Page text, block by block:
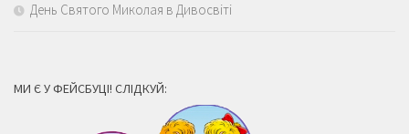
День Святого Миколая в Дивосвіті
МИ Є У ФЕЙСБУЦІ! СЛІДКУЙ: